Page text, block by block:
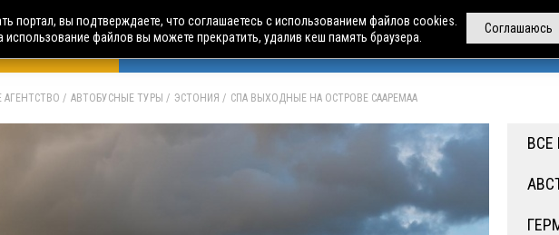
ТУРЫ АВИА ПУТЕШЕСТВИЯ ЧАРТЕРЫ АРЕНДА АВТОБУСОВ
АГЕНТСТВО АВТОБУСНЫЕ ТУРЫ ЭСТОНИЯ СПА ВЫХОДНЫЕ НА ОСТРОВЕ СААРЕМАА
ВСЕ
Соглашаюсь
портал, вы подтверждаете, что соглашаетесь с использованием файлов cookies.
использование файлов вы можете прекратить, удалив кеш память браузера.